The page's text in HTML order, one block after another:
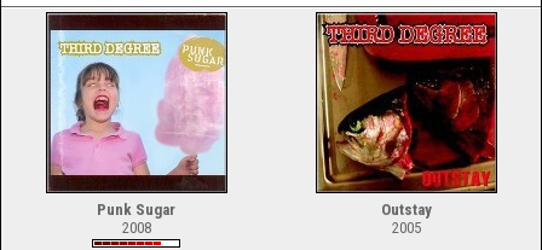
Punk Sugar
2008
Outstay
2005